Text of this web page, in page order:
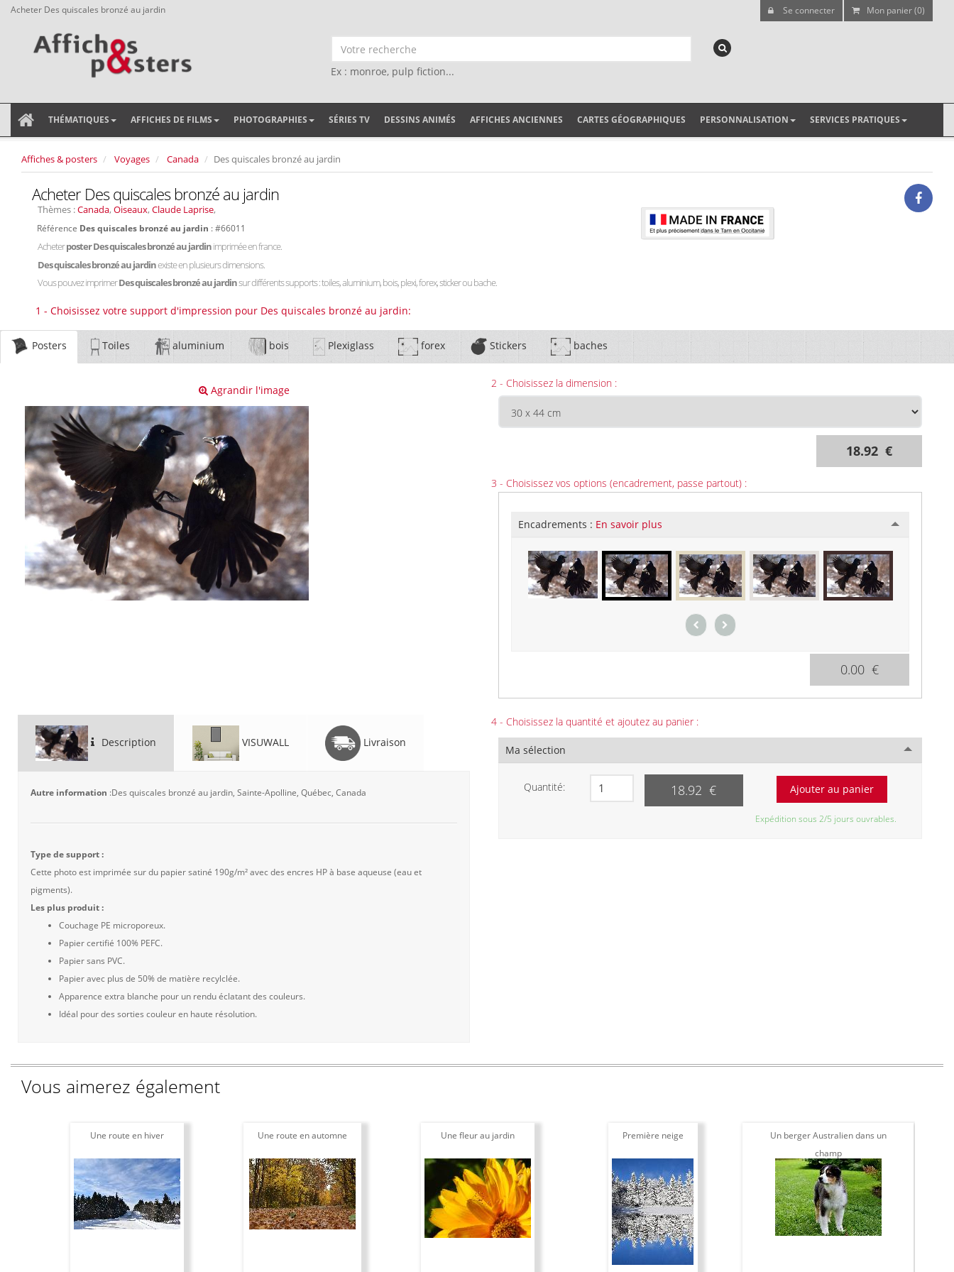
Acheter Des quiscales bronzé au jardin Se connecter Mon panier (0)
Ex : monroe, pulp fiction...
THÉMATIQUES AFFICHES DE FILMS PHOTOGRAPHIES SÉRIES TV DESSINS ANIMÉS AFFICHES ANCIENNES CARTES GÉOGRAPHIQUES PERSONNALISATION SERVICES PRATIQUES
Affiches & posters Voyages Canada Des quiscales bronzé au jardin
Acheter Des quiscales bronzé au jardin
Thèmes :Canada, Oiseaux, Claude Laprise,
Référence Des quiscales bronzé au jardin : #66011
Acheterposter Des quiscales bronzé au jardinimprimée en france.
Des quiscales bronzé au jardinexiste en plusieurs dimensions.
Vous pouvez imprimerDes quiscales bronzé au jardinsur différents supports : toiles, aluminium, bois, plexi, forex, sticker ou bache.
1 - Choisissez votre support d'impression pour Des quiscales bronzé au jardin:
Posters Toiles aluminium bois Plexiglass forex Stickers baches
Agrandir l'image
Description VISUWALL Livraison
Autre information :Des quiscales bronzé au jardin, Sainte-Apolline, Québec, Canada
Type de support :
Cette photo est imprimée sur du papier satiné 190g/m² avec des encres HP à base aqueuse (eau et
pigments).
Les plus produit :
Couchage PE microporeux.
Papier certifié 100% PEFC.
Papier sans PVC.
Papier avec plus de 50% de matière recylclée.
Apparence extra blanche pour un rendu éclatant des couleurs.
Idéal pour des sorties couleur en haute résolution.
2 - Choisissez la dimension :
18.92 €
3 - Choisissez vos options (encadrement, passe partout) :
Encadrements : En savoir plus
0.00 €
4 - Choisissez la quantité et ajoutez au panier :
Ma sélection
Quantité: 18.92 €
Expédition sous 2/5 jours ouvrables.
Vous aimerez également
Une route en hiver Une route en automne Une fleur au jardin Première neige
Un berger Australien dans un
champ